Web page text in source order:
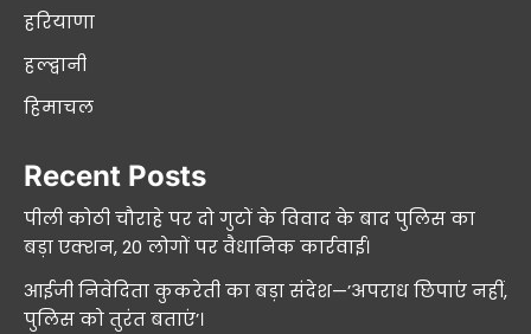
हरियाणा
हल्द्वानी
हिमाचल
Recent Posts
पीली कोठी चौराहे पर दो गुटों के विवाद के बाद पुलिस का
बड़ा एक्शन, 20 लोगों पर वैधानिक कार्रवाई।
आईजी निवेदिता कुकरेती का बड़ा संदेश—’अपराध छिपाएं नहीं,
पुलिस को तुरंत बताएं’।